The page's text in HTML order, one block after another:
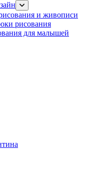
и живописи
рисования
для малышей